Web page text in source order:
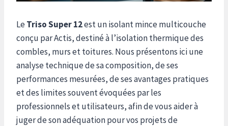
LeTriso Super 12est un isolant mince multicouche
conçu par Actis, destiné à l’isolation thermique des
combles, murs et toitures. Nous présentons ici une
analyse technique de sa composition, de ses
performances mesurées, de ses avantages pratiques
et des limites souvent évoquées par les
professionnels et utilisateurs, afin de vous aider à
juger de son adéquation pour vos projets de